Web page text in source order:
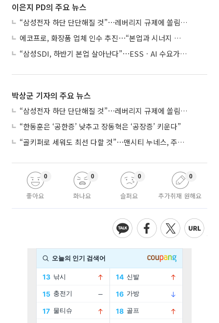
이은지 PD의 주요 뉴스
“삼성전자 하단 단단해질 것”⋯레버리지 규제에 쏠림 완화
에코프로, 화장품 업체 인수 추진⋯“본업과 시너지 부족”
“삼성SDI, 하반기 본업 살아난다”⋯ESSㆍAI 수요가 견인
박상군 기자의 주요 뉴스
“삼성전자 하단 단단해질 것”⋯레버리지 규제에 쏠림 완화
“한동훈은 ‘공한증’ 낮추고 장동혁은 ‘공장증’ 키운다”
“골키퍼로 세워도 최선 다할 것”⋯맨시티 누네스, 주전 경쟁 각오
좋아요
0
화나요
0
슬퍼요
0
추가취재 원해요
0